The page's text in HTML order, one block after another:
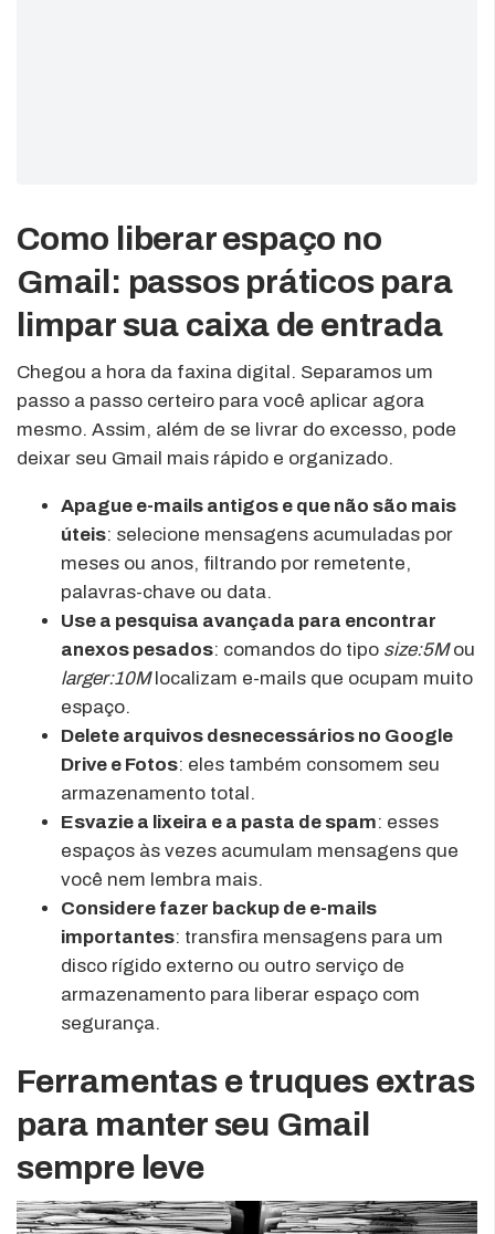
Como liberar espaço no
Gmail: passos práticos para
limpar sua caixa de entrada
Chegou a hora da faxina digital. Separamos um
passo a passo certeiro para você aplicar agora
mesmo. Assim, além de se livrar do excesso, pode
deixar seu Gmail mais rápido e organizado.
Apague e-mails antigos e que não são mais
úteis: selecione mensagens acumuladas por
meses ou anos, filtrando por remetente,
palavras-chave ou data.
Use a pesquisa avançada para encontrar
anexos pesados: comandos do tipo size:5Mou
larger:10Mlocalizam e-mails que ocupam muito
espaço.
Delete arquivos desnecessários no Google
Drive e Fotos: eles também consomem seu
armazenamento total.
Esvazie a lixeira e a pasta de spam: esses
espaços às vezes acumulam mensagens que
você nem lembra mais.
Considere fazer backup de e-mails
importantes: transfira mensagens para um
disco rígido externo ou outro serviço de
armazenamento para liberar espaço com
segurança.
Ferramentas e truques extras
para manter seu Gmail
sempre leve